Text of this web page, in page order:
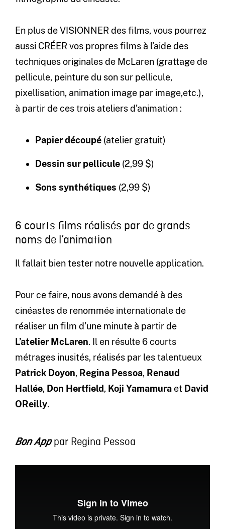
En plus de VISIONNER des films, vous pourrez
aussi CRÉER vos propres films à l’aide des
techniques originales de McLaren (grattage de
pellicule, peinture du son sur pellicule,
pixellisation, animation image par image,etc.),
à partir de ces trois ateliers d’animation :
Papier découpé(atelier gratuit)
Dessin sur pellicule(2,99 $)
Sons synthétiques (2,99 $)
6 courts films réalisés par de grands
noms de l’animation
Il fallait bien tester notre nouvelle application.
Pour ce faire, nous avons demandé à des
cinéastes de renommée internationale de
réaliser un film d’une minute à partir de
L’atelier McLaren. Il en résulte 6 courts
métrages inusités, réalisés par les talentueux
Patrick Doyon, Regina Pessoa, Renaud
Hallée, Don Hertfield, Koji Yamamuraet David
OReilly.
Bon Apppar Regina Pessoa